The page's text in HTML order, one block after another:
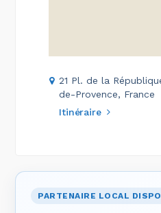
21 Pl. de la
de-Provence, France
Itinéraire
PARTENAIRE LOCAL